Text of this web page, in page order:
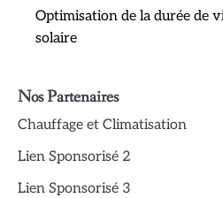
Optimisation de la durée de
solaire
Nos Partenaires
Chauffage et Climatisation
Lien Sponsorisé 2
Lien Sponsorisé 3